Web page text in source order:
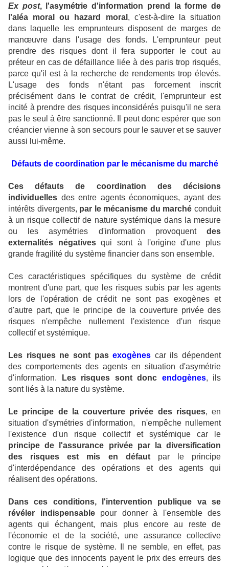
Ex post, l'asymétrie d'information prend la forme de
l'aléa moral ou hazard moral , c'est-à-dire la situation
dans laquelle les emprunteurs disposent de marges de
manœuvre dans l'usage des fonds. L'emprunteur peut
prendre des risques dont il fera supporter le cout au
préteur en cas de défaillance liée à des paris trop risqués,
parce qu'il est à la recherche de rendements trop élevés.
L'usage des fonds n'étant pas forcement inscrit
précisément dans le contrat de crédit, l'emprunteur est
incité à prendre des risques inconsidérés puisqu'il ne sera
pas le seul à être sanctionné. Il peut donc espérer que son
créancier vienne à son secours pour le sauver et se sauver
aussi lui-même.
Défauts de coordination par le mécanisme du marché
Ces défauts de coordination des décisions
individuelles des entre agents économiques, ayant des
intérêts divergents, par le mécanisme du marché conduit
à un risque collectif de nature systémique dans la mesure
ou les asymétries d'information provoquent des
externalités négativesqui sont à l'origine d'une plus
grande fragilité du système financier dans son ensemble.
Ces caractéristiques spécifiques du système de crédit
montrent d'une part, que les risques subis par les agents
lors de l'opération de crédit ne sont pas exogènes et
d'autre part, que le principe de la couverture privée des
risques n'empêche nullement l'existence d'un risque
collectif et systémique.
Les risques ne sont pasexogènes car ils dépendent
des comportements des agents en situation d'asymétrie
d'information.
Les risques sont donc endogènes, ils
sont liés à la nature du système.
Le principe de la couverture privée des risques, en
situation d'symétries d'information, n'empêche nullement
l'existence d'un risque collectif et systémique car le
principe de l'assurance privée par la diversification
des risques est mis en défautpar le principe
d'interdépendance des opérations et des agents qui
réalisent des opérations.
Dans ces conditions, l'intervention publique va se
révéler indispensablepour donner à l'ensemble des
agents qui échangent, mais plus encore au reste de
l'économie et de la société, une assurance collective
contre le risque de système. Il ne semble, en effet, pas
logique que des innocents payent le prix des erreurs des